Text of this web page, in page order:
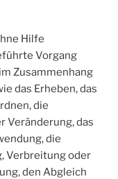
Hilfe
Vorgang
Zusammenhang
das Erheben, das
die
Veränderung, das
die
Verbreitung oder
den Abgleich